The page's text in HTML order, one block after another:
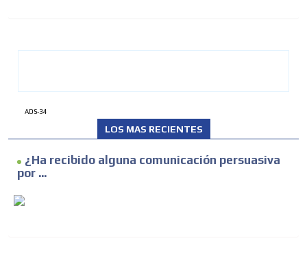
ADS-34
LOS MAS RECIENTES
¿Ha recibido alguna comunicación persuasiva
por ...
ADVERTISEMENT